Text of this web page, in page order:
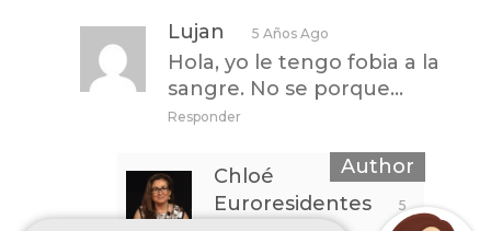
Lujan 5 Años Ago
Hola, yo le tengo fobia a la
sangre. No se porque…
Responder
Chloé
Euroresidentes
5